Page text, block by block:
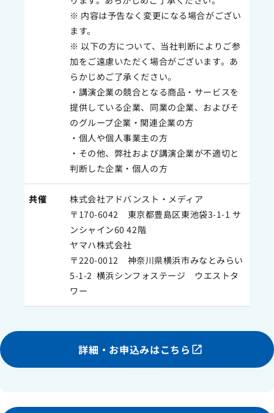
※ 内容は予告なく変更になる場合がござい
ます。
※ 以下の方について、当社判断によりご参
加をご遠慮いただく場合がございます。あ
らかじめご了承ください。
・講演企業の競合となる商品・サービスを
提供している企業、同業の企業、およびそ
のグループ企業・関連企業の方
・個人や個人事業主の方
・その他、弊社および講演企業が不適切と
判断した企業・個人の方
共催
株式会社アドバンスト・メディア
〒170-6042 東京都豊島区東池袋3-1-1 サ
ンシャイン60 42階
ヤマハ株式会社
〒220-0012 神奈川県横浜市みなとみらい
5-1-2 横浜シンフォステージ ウエストタ
ワー
詳細・お申込みはこちら